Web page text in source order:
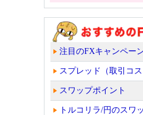
注目のFXキャンペー
スプレッド（取引コス
スワップポイント
トルコリラ/円のスワ